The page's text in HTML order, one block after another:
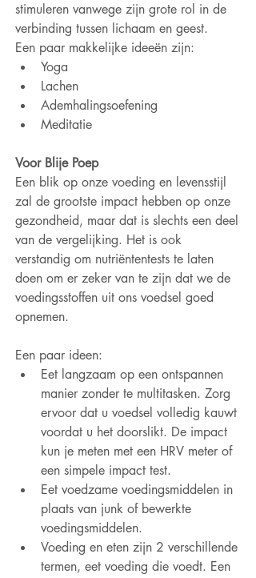
stimuleren vanwege zijn grote rol in de
verbinding tussen lichaam en geest.
Een paar makkelijke ideeën zijn:
Yoga
Lachen
Ademhalingsoefening
Meditatie
Voor Blije Poep
Een blik op onze voeding en levensstijl
zal de grootste impact hebben op onze
gezondheid, maar dat is slechts een deel
van de vergelijking. Het is ook
verstandig om nutriëntentests te laten
doen om er zeker van te zijn dat we de
voedingsstoffen uit ons voedsel goed
opnemen.
Een paar ideen:
Eet langzaam op een ontspannen
manier zonder te multitasken. Zorg
ervoor dat u voedsel volledig kauwt
voordat u het doorslikt. De impact
kun je meten met een HRV meter of
een simpele impact test.
Eet voedzame voedingsmiddelen in
plaats van junk of bewerkte
voedingsmiddelen.
Voeding en eten zijn 2 verschillende
termen, eet voeding die voedt. Een